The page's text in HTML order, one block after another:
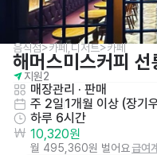
음식점>카페,디저트>카페
해머스미스커피 선
지원2
매장관리 · 판매
주 2일1개월 이상 (장기
하루 6시간
10,320원
월 495,360원 벌어요급여